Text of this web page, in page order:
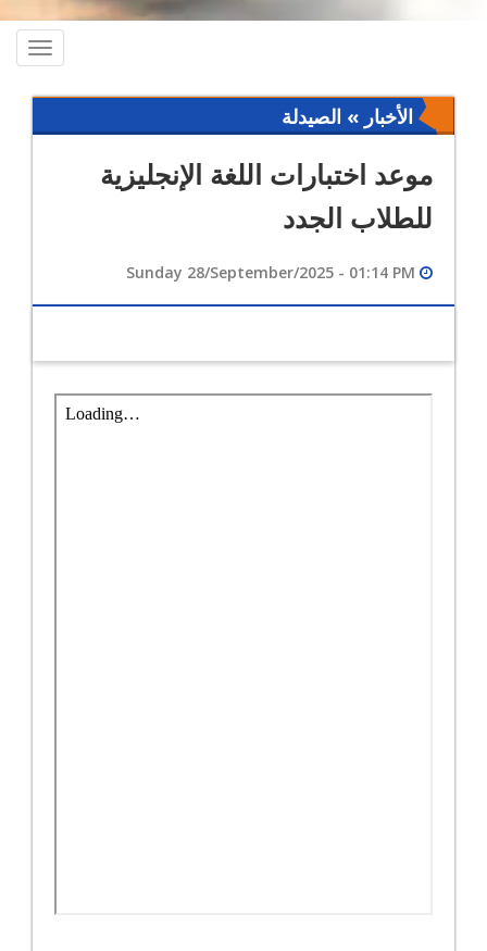
الأخبار » الصيدلة
موعد اختبارات اللغة الإنجليزية
للطلاب الجدد